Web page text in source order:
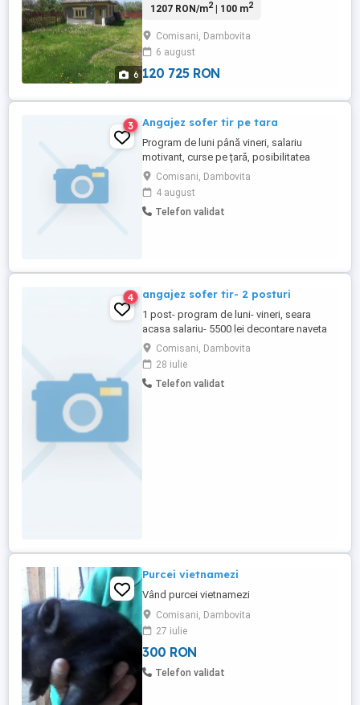
6
Nu raspund la mesaje.
1207 RON/m2| 100 m2
Comisani, Dambovita
6 august
120 725 RON
3 Angajez sofer tir pe tara
Program de luni până vineri, salariu
motivant, curse pe țară, posibilitatea
acordării de mașină de servici, mai multe
detalii la telefon
Comisani, Dambovita
4 august
Telefon validat
4 angajez sofer tir- 2 posturi
1 post- program de luni- vineri, seara
acasa salariu- 5500 lei decontare naveta
curse interne 1 post sofer tir curse tara, de
luni-vineri salariu- 7000 lei decontare
naveta
Comisani, Dambovita
28 iulie
Telefon validat
Purcei vietnamezi
Vând purcei vietnamezi
Comisani, Dambovita
27 iulie
300 RON
Telefon validat